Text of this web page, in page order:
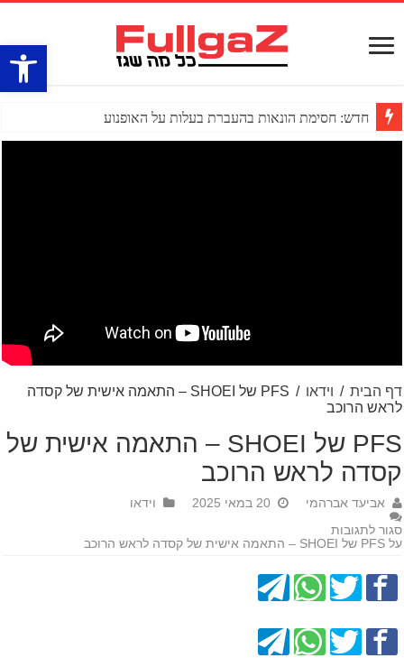
פתח
חדש: חסימת הונאות בהעברת בעלות על האופנוע
דף הבית / וידאו /
PFS של SHOEI – התאמה אישית של קסדה
לראש הרוכב
PFS של SHOEI – התאמה אישית של
קסדה לראש הרוכב
אביעד אברהמי 20 במאי 2025
וידאו
סגור לתגובות
על PFS של SHOEI – התאמה אישית של קסדה לראש הרוכב